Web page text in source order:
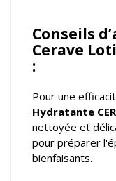
Conseils
Cerave
:
Pour une
Hydratante
nettoyée et
pour préparer
bienfaisants.